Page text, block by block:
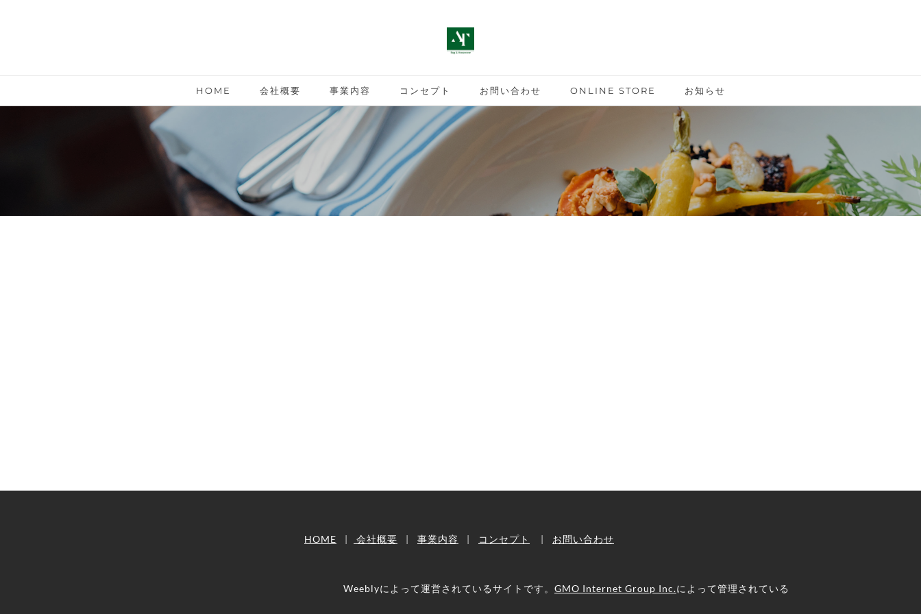
HOME 会社概要 事業内容 コンセプト お問い合わせ ONLINE STORE お知らせ
HOME | 会社概要 | 事業内容 | コンセプト | お問い合わせ
Weeblyによって運営されているサイトです。 GMO Internet Group Inc.によって管理されている